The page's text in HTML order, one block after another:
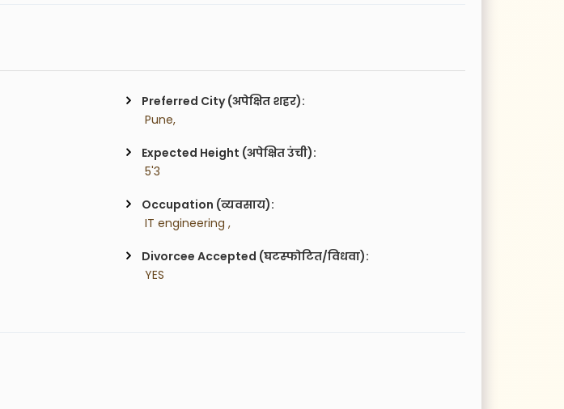
Preferred City (अपेक्षित शहर):
Pune,
Expected Height (अपेक्षित उंची):
5'3
Occupation (व्यवसाय):
IT engineering ,
Divorcee Accepted (घटस्फोटित/विधवा):
YES